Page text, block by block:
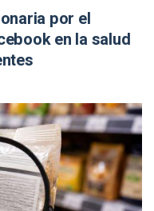
por el
en la salud